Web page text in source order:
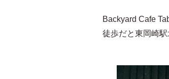
Backyard Cafe
徒歩だと東岡崎